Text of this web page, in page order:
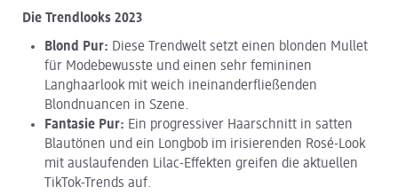
Die Trendlooks 2023
Blond Pur: Diese Trendwelt setzt einen blonden Mullet
für Modebewusste und einen sehr femininen
Langhaarlook mit weich ineinanderfließenden
Blondnuancen in Szene.
Fantasie Pur: Ein progressiver Haarschnitt in satten
Blautönen und ein Longbob im irisierenden Rosé-Look
mit auslaufenden Lilac-Effekten greifen die aktuellen
TikTok-Trends auf.